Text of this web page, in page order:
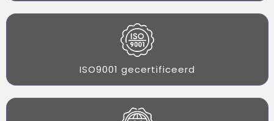
ISO9001 gecertificeerd